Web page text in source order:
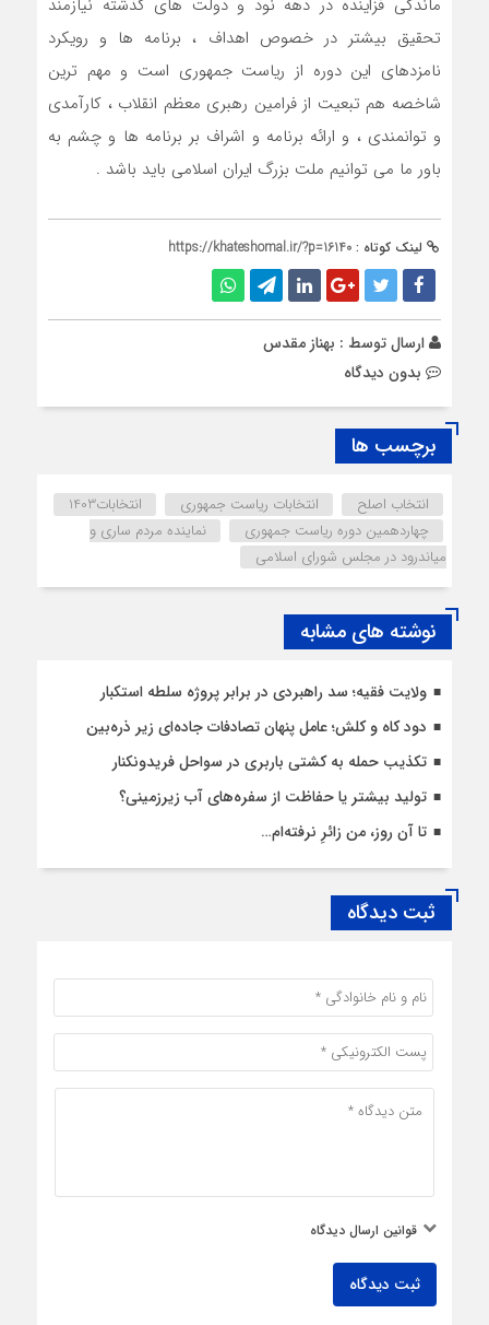
ماندگی فزاینده در دهه نود و دولت های گذشته نیازمند
تحقیق بیشتر در خصوص اهداف ، برنامه ها و رویکرد
نامزدهای این دوره از ریاست جمهوری است و مهم ترین
شاخصه هم تبعیت از فرامین رهبری معظم انقلاب ، کارآمدی
و توانمندی ، و ارائه برنامه و اشراف بر برنامه ها و چشم به
باور ما می توانیم ملت بزرگ ایران اسلامی باید باشد .
لینک کوتاه : https://khateshomal.ir/?p=16140
ارسال توسط : بهناز مقدس
بدون دیدگاه
برچسب ها
انتخاب اصلح انتخابات ریاست جمهوری
انتخابات1403
چهاردهمین دوره ریاست جمهوری
نماینده مردم ساری و
میاندرود در مجلس شورای اسلامی
نوشته های مشابه
ولایت فقیه؛ سد راهبردی در برابر پروژه سلطه استکبار
دود کاه و کلش؛ عامل پنهان تصادفات جاده‌ای زیر ذره‌بین
تکذیب حمله به کشتی باربری در سواحل فریدونکنار
تولید بیشتر یا حفاظت از سفره‌های آب زیرزمینی؟
تا آن روز، من زائرِ نرفته‌ام…
ثبت دیدگاه
قوانین ارسال دیدگاه
ثبت دیدگاه